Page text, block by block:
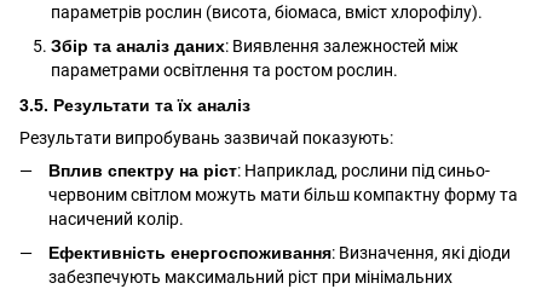
параметрів рослин (висота, біомаса, вміст хлорофілу).
Збір та аналіз даних: Виявлення залежностей між
параметрами освітлення та ростом рослин.
3.5. Результати та їх аналіз
Результати випробувань зазвичай показують:
Вплив спектру на ріст: Наприклад, рослини під синьо-
червоним світлом можуть мати більш компактну форму та
насичений колір.
Ефективність енергоспоживання: Визначення, які діоди
забезпечують максимальний ріст при мінімальних